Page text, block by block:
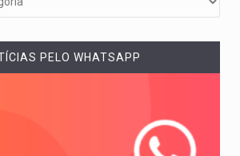
PELO WHATSAPP